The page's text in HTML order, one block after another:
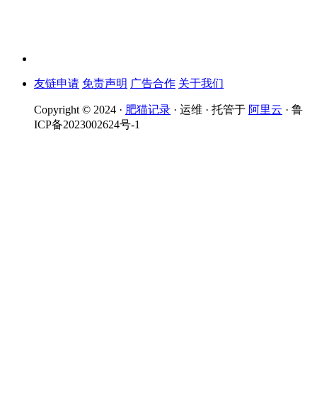
友链申请 免责声明 广告合作 关于我们
Copyright © 2024 · 肥猫记录 · 运维 · 托管于 阿里云 · 鲁
ICP备2023002624号-1